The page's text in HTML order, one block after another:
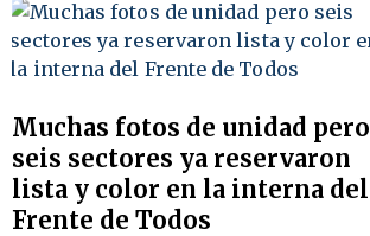
Muchas fotos de unidad pero
seis sectores ya reservaron
lista y color en la interna del
Frente de Todos